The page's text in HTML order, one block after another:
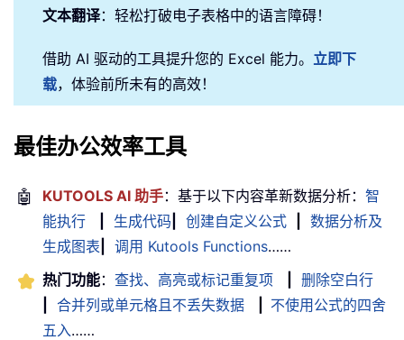
文本翻译：轻松打破电子表格中的语言障碍！
借助 AI 驱动的工具提升您的 Excel 能力。 立即下
载，体验前所未有的高效！
最佳办公效率工具
🤖 KUTOOLS AI 助手：基于以下内容革新数据分析： 智
能执行
生成代码 创建自定义公式
数据分析及
生成图表
调用 Kutools Functions……
热门功能： 查找、高亮或标记重复项
删除空白行
合并列或单元格且不丢失数据
不使用公式的四舍
五入……